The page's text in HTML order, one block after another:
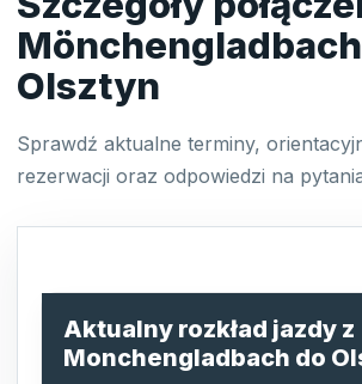
Olsztyn
Sprawdź aktualne terminy,
rezerwacji oraz odpowiedzi na
Aktualny rozkład jazdy z
Monchengladbach do